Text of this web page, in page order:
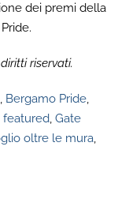
dei premi della
riservati.
, Bergamo Pride,
featured, Gate
oltre le mura,